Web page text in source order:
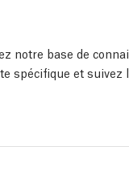
notre base de
spécifique et